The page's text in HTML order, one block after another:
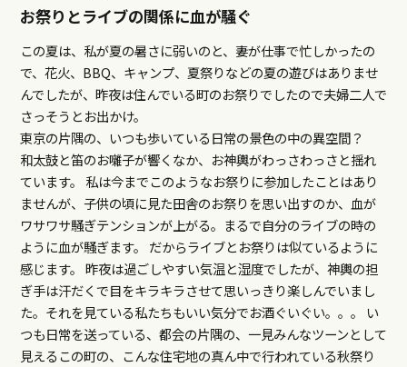
お祭りとライブの関係に血が騒ぐ
この夏は、私が夏の暑さに弱いのと、妻が仕事で忙しかったの
で、花火、BBQ、キャンプ、夏祭りなどの夏の遊びはありませ
んでしたが、昨夜は住んでいる町のお祭りでしたので夫婦二人で
さっそうとお出かけ。
東京の片隅の、いつも歩いている日常の景色の中の異空間？
和太鼓と笛のお囃子が響くなか、お神輿がわっさわっさと揺れ
ています。 私は今までこのようなお祭りに参加したことはあり
ませんが、子供の頃に見た田舎のお祭りを思い出すのか、血が
ワサワサ騒ぎテンションが上がる。まるで自分のライブの時の
ように血が騒ぎます。 だからライブとお祭りは似ているように
感じます。 昨夜は過ごしやすい気温と湿度でしたが、神輿の担
ぎ手は汗だくで目をキラキラさせて思いっきり楽しんでいまし
た。それを見ている私たちもいい気分でお酒ぐいぐい。。。 い
つも日常を送っている、都会の片隅の、一見みんなツーンとして
見えるこの町の、こんな住宅地の真ん中で行われている秋祭り